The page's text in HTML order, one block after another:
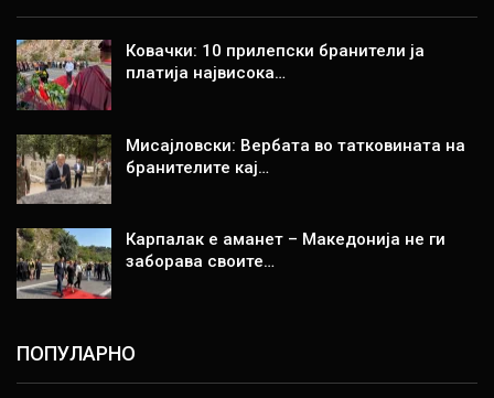
Ковачки: 10 прилепски бранители ја
платија највисока…
Мисајловски: Вербата во татковината на
бранителите кај…
Карпалак е аманет – Македонија не ги
заборава своите…
ПОПУЛАРНО